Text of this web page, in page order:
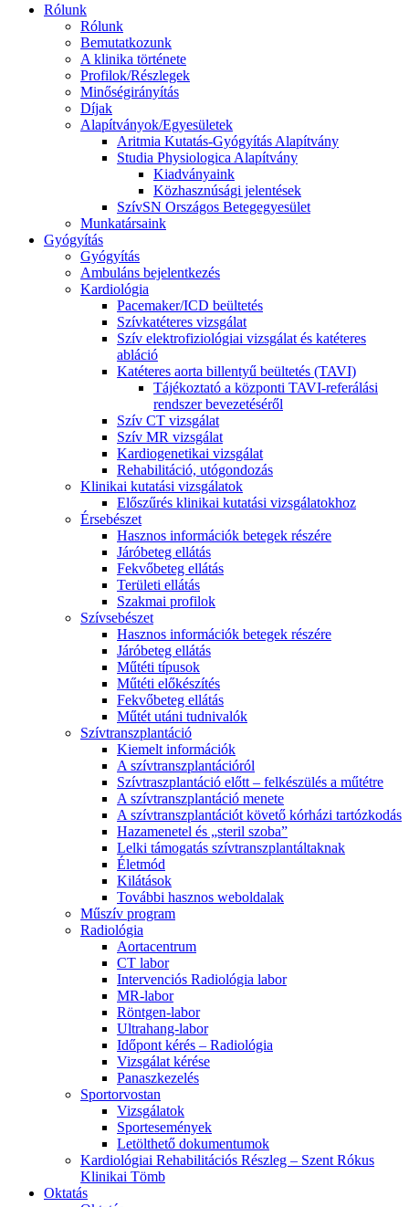
Rólunk
Rólunk
Bemutatkozunk
A klinika története
Profilok/Részlegek
Minőségirányítás
Díjak
Alapítványok/Egyesületek
Aritmia Kutatás-Gyógyítás Alapítvány
Studia Physiologica Alapítvány
Kiadványaink
Közhasznúsági jelentések
SzívSN Országos Betegegyesület
Munkatársaink
Gyógyítás
Gyógyítás
Ambuláns bejelentkezés
Kardiológia
Pacemaker/ICD beültetés
Szívkatéteres vizsgálat
Szív elektrofiziológiai vizsgálat és katéteres
abláció
Katéteres aorta billentyű beültetés (TAVI)
Tájékoztató a központi TAVI-referálási
rendszer bevezetéséről
Szív CT vizsgálat
Szív MR vizsgálat
Kardiogenetikai vizsgálat
Rehabilitáció, utógondozás
Klinikai kutatási vizsgálatok
Előszűrés klinikai kutatási vizsgálatokhoz
Érsebészet
Hasznos információk betegek részére
Járóbeteg ellátás
Fekvőbeteg ellátás
Területi ellátás
Szakmai profilok
Szívsebészet
Hasznos információk betegek részére
Járóbeteg ellátás
Műtéti típusok
Műtéti előkészítés
Fekvőbeteg ellátás
Műtét utáni tudnivalók
Szívtranszplantáció
Kiemelt információk
A szívtranszplantációról
Szívtraszplantáció előtt – felkészülés a műtétre
A szívtranszplantáció menete
A szívtranszplantációt követő kórházi tartózkodás
Hazamenetel és „steril szoba”
Lelki támogatás szívtranszplantáltaknak
Életmód
Kilátások
További hasznos weboldalak
Műszív program
Radiológia
Aortacentrum
CT labor
Intervenciós Radiológia labor
MR-labor
Röntgen-labor
Ultrahang-labor
Időpont kérés – Radiológia
Vizsgálat kérése
Panaszkezelés
Sportorvostan
Vizsgálatok
Sportesemények
Letölthető dokumentumok
Kardiológiai Rehabilitációs Részleg – Szent Rókus
Klinikai Tömb
Oktatás